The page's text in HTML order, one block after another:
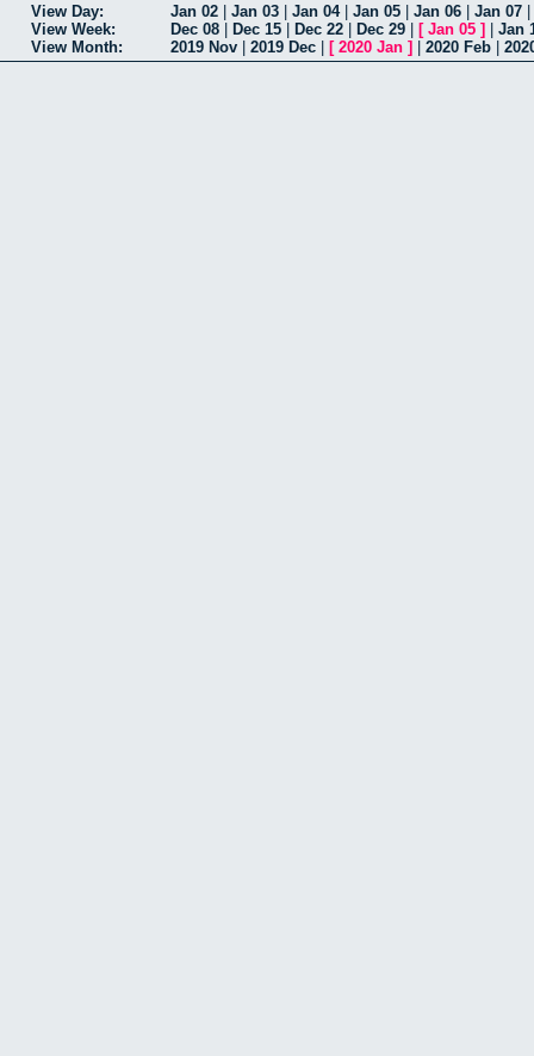
View Day: Jan 02 Jan 03 Jan 04| Jan 05 Jan 06 Jan 07
View Week:
Dec 08 Dec 15 Dec 22 Dec 29 [ Jan 05 ]
Jan
View Month:
2019 Nov 2019 Dec [ 2020 Jan ] 2020 Feb